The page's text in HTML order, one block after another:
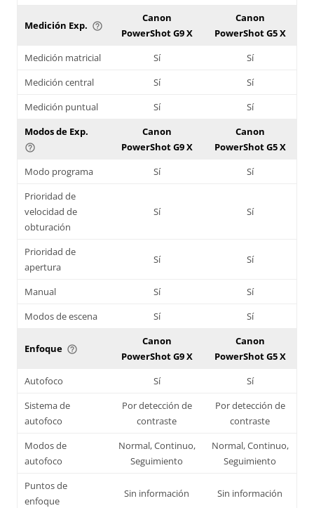
Medición Exp. help_outline
Canon
PowerShot G9 X
Canon
PowerShot G5 X
Medición matricial
Sí
Sí
Medición central
Sí
Sí
Medición puntual
Sí
Sí
Modos de Exp.
help_outline
Canon
PowerShot G9 X
Canon
PowerShot G5 X
Modo programa
Sí
Sí
Prioridad de
velocidad de
obturación
Sí Sí
Prioridad de
apertura
Sí Sí
Manual Sí
Sí
Modos de escena
Sí Sí
Enfoque help_outline
Canon
PowerShot G9 X
Canon
PowerShot G5 X
Autofoco
Sí
Sí
Sistema de
autofoco
Por detección de
contraste
Por detección de
contraste
Modos de
autofoco
Normal, Continuo,
Seguimiento
Normal, Continuo,
Seguimiento
Puntos de
enfoque
Sin información Sin información